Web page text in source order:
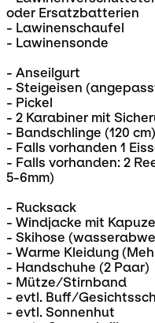
oder Ersatzbatterien
- Lawinenschaufel
- Lawinensonde
- Anseilgurt
- Steigeisen
- Pickel
- 2 Karabiner mit
- Bandschlinge (120 cm)
- Falls vorhanden 1
- Falls vorhanden: 2
5-6mm)
- Rucksack
- Windjacke mit Kapuze
- Skihose
- Warme Kleidung
- Handschuhe (2 Paar)
- Mütze/Stirnband
- evtl. Buff/
- evtl. Sonnenhut